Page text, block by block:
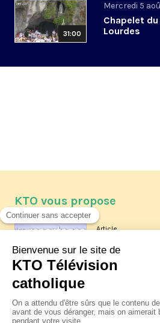
31:00
Mercredi 5
Chapelet
Lourdes
KTO vous propose
Article
Les reportages
La visite
XIV à Assise à
jeudi 6 août